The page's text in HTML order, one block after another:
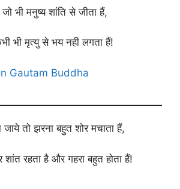
भी मनुष्य शांति से जीता हैं,
भी मृत्यु से भय नही लगता हैं!
Gautam Buddha
तो झरना बहुत शोर मचाता हैं,
शांत रहता है और गहरा बहुत होता हैं!